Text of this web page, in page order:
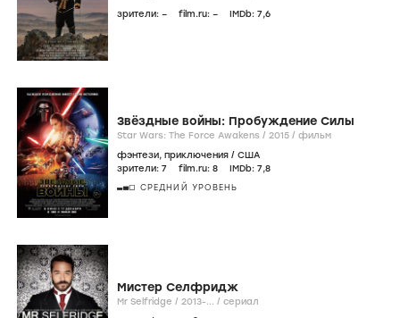
зрители: – film.ru: – IMDb: 7,6
Звёздные войны: Пробуждение Силы
Star Wars: The Force Awakens / 2015 / фильм
фэнтези, приключения / США
зрители: 7 film.ru: 8 IMDb: 7,8
СРЕДНИЙ УРОВЕНЬ
Мистер Селфридж
Mr Selfridge / 2013-... / сериал